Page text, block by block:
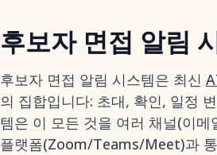
후보자 면접 알림
후보자 면접 알림 시스템은 최신
의 집합입니다: 초대, 확인, 일정
템은 이 모든 것을 여러 채널(이
플랫폼(Zoom/Teams/Meet)과